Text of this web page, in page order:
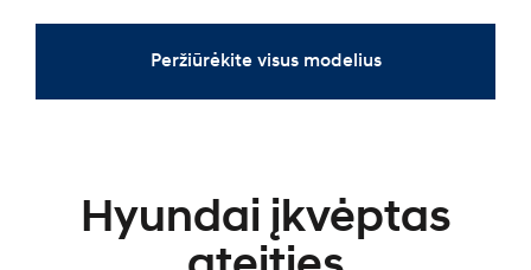
i20
SANTA FE
INSTER
IONIQ 6 N
Peržiūrėkite visus modelius
Hyundai įkvėptas